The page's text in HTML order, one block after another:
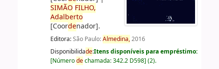
SIMÃO FILHO,
Adalberto
[Coordenador].
Editora:São Paulo:Almedina,2016
Disponibilidade:Itens disponíveis para empréstimo:
[Númerodechamada:342.2 D598] (2).